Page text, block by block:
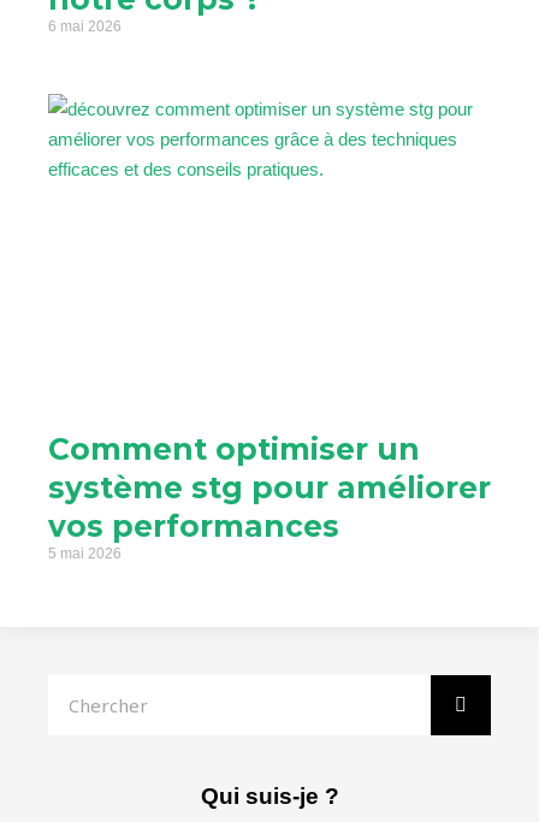
6 mai 2026
Comment optimiser un
système stg pour améliorer
vos performances
5 mai 2026
Qui suis-je ?